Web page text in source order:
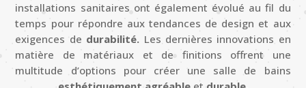
installations sanitaires ont également évolué au fil du
temps pour répondre aux tendances de design et aux
exigences de durabilité. Les dernières innovations en
matière de matériaux et de finitions offrent une
multitude d’options pour créer une salle de bains